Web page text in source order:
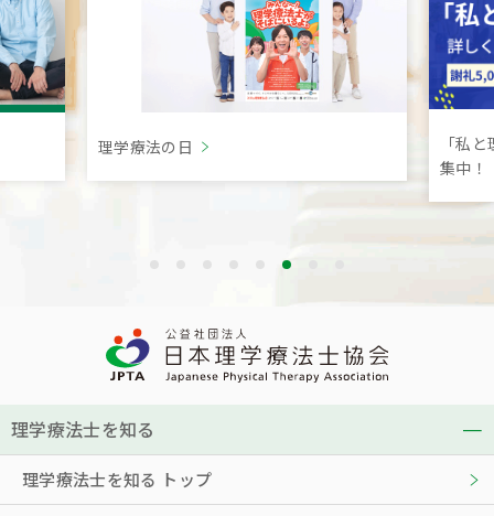
「私と理学療法」理学療法の体験談を募
災害
理学療法士を知る
理学療法士を知る トップ